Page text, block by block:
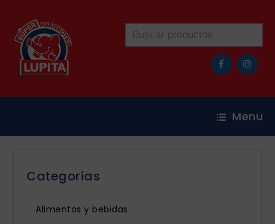
Menu
Categorías
Alimentos y bebidas